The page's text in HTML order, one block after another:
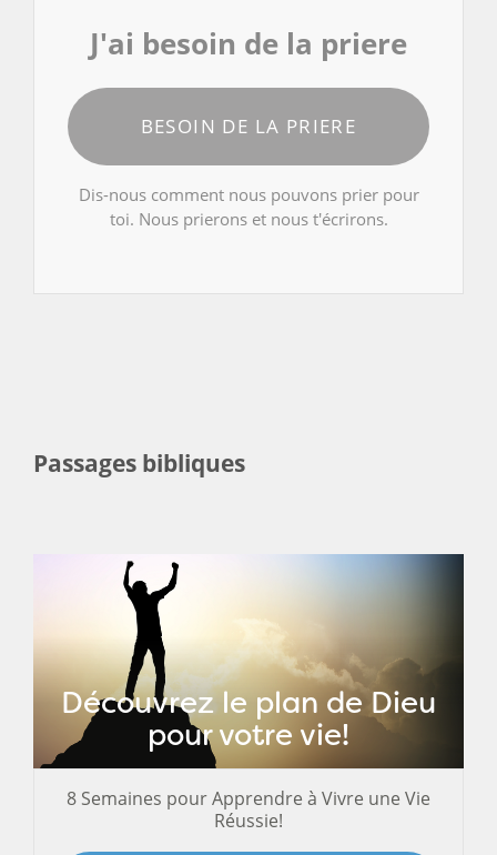
J'ai besoin de la priere
BESOIN DE LA PRIERE
Dis-nous comment nous pouvons prier pour
toi. Nous prierons et nous t'écrirons.
Passages bibliques
Découvrez le plan de Dieu
pour votre vie!
8 Semaines pour Apprendre à Vivre une Vie
Réussie!